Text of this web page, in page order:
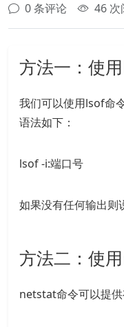
0 条评论
46 次
方法一：使
我们可以使用lsof命
语法如下：
lsof -i:端口号
如果没有任何输出则
方法二：使
netstat命令可以提供